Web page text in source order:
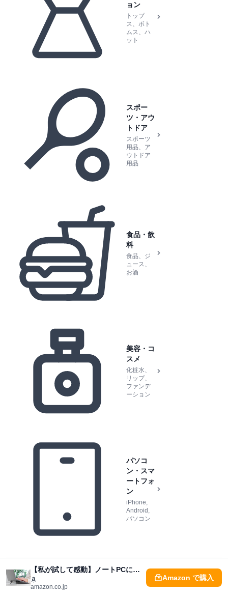
ョン
トップ
ス、ボト
ムス、ハ
ット
スポー
ツ・アウ
トドア
スポーツ
用品、ア
ウトドア
用品
食品・飲
料
食品、ジ
ュース、
お酒
美容・コ
スメ
化粧水、
リップ、
ファンデ
ーション
パソコ
ン・スマ
ートフォ
ン
iPhone,
Android,
パソコン
【私が試して感動】ノートPCに貼り付く！疲れ知らずのOWL-PCSTD08薄型スタンド徹底解説
amazon.co.jp
Amazon で購入